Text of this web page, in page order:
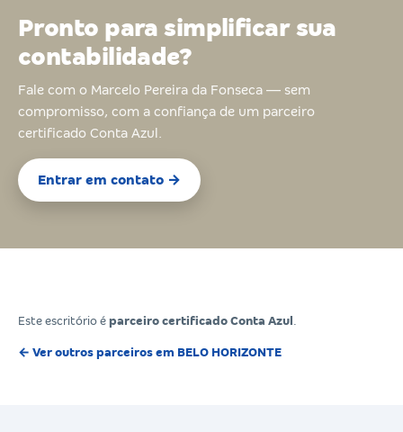
Pronto para simplificar sua
contabilidade?
Fale com o Marcelo Pereira da Fonseca — sem
compromisso, com a confiança de um parceiro
certificado Conta Azul.
Entrar em contato →
Este escritório é parceiro certificado Conta Azul
← Ver outros parceiros em BELO HORIZONTE